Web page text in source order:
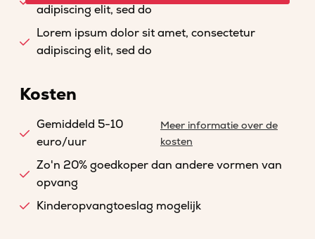
adipiscing elit, sed do
Lorem ipsum dolor sit amet, consectetur
adipiscing elit, sed do
Kosten
Gemiddeld 5-10
euro/uur
Meer informatie over de
kosten
Zo'n 20% goedkoper dan andere vormen van
opvang
Kinderopvangtoeslag mogelijk